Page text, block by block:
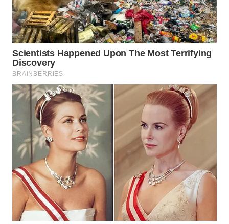
WN
BOGOR
WN
DEPOK
WN
TAPANULI
UTARA
WN
SAMOSIR
WN
PADANG
LAWAS